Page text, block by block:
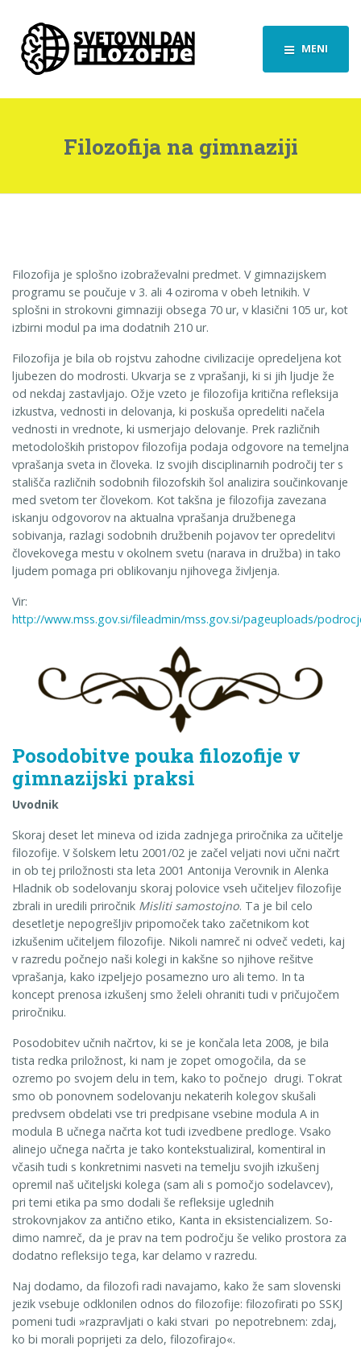
MENI
Filozofija na gimnaziji
Filozofija je splošno izobraževalni predmet. V gimnazijskem
programu se poučuje v 3. ali 4 oziroma v obeh letnikih. V
splošni in strokovni gimnaziji obsega 70 ur, v klasični 105 ur, kot
izbirni modul pa ima dodatnih 210 ur.
Filozofija je bila ob rojstvu zahodne civilizacije opredeljena kot
ljubezen do modrosti. Ukvarja se z vprašanji, ki si jih ljudje že
od nekdaj zastavljajo. Ožje vzeto je filozofija kritična refleksija
izkustva, vednosti in delovanja, ki poskuša opredeliti načela
vednosti in vrednote, ki usmerjajo delovanje. Prek različnih
metodoloških pristopov filozofija podaja odgovore na temeljna
vprašanja sveta in človeka. Iz svojih disciplinarnih področij ter s
stališča različnih sodobnih filozofskih šol analizira součinkovanje
med svetom ter človekom. Kot takšna je filozofija zavezana
iskanju odgovorov na aktualna vprašanja družbenega
sobivanja, razlagi sodobnih družbenih pojavov ter opredelitvi
človekovega mestu v okolnem svetu (narava in družba) in tako
ljudem pomaga pri oblikovanju njihovega življenja.
Vir:
http://www.mss.gov.si/fileadmin/mss.gov.si/pageuploads/
Posodobitve pouka filozofije v
gimnazijski praksi
Uvodnik
Skoraj deset let mineva od izida zadnjega priročnika za učitelje
filozofije. V šolskem letu 2001/02 je začel veljati novi učni načrt
in ob tej priložnosti sta leta 2001 Antonija Verovnik in Alenka
Hladnik ob sodelovanju skoraj polovice vseh učiteljev filozofije
zbrali in uredili priročnik Misliti samostojno. Ta je bil celo
desetletje nepogrešljiv pripomoček tako začetnikom kot
izkušenim učiteljem filozofije. Nikoli namreč ni odveč vedeti, kaj
v razredu počnejo naši kolegi in kakšne so njihove rešitve
vprašanja, kako izpeljejo posamezno uro ali temo. In ta
koncept prenosa izkušenj smo želeli ohraniti tudi v pričujočem
priročniku.
Posodobitev učnih načrtov, ki se je končala leta 2008, je bila
tista redka priložnost, ki nam je zopet omogočila, da se
ozremo po svojem delu in tem, kako to počnejo drugi. Tokrat
smo ob ponovnem sodelovanju nekaterih kolegov skušali
predvsem obdelati vse tri predpisane vsebine modula A in
modula B učnega načrta kot tudi izvedbene predloge. Vsako
alinejo učnega načrta je tako kontekstualiziral, komen­tiral in
včasih tudi s konkretnimi nasveti na temelju svojih izkušenj
opremil naš učiteljski kolega (sam ali s pomočjo sodelavcev),
pri temi etika pa smo dodali še refleksije uglednih
strokovnjakov za antično etiko, Kanta in eksistencializem. So­
dimo namreč, da je prav na tem področju še veliko prostora za
dodatno refleksijo tega, kar delamo v razredu.
Naj dodamo, da filozofi radi navajamo, kako že sam slovenski
jezik vsebuje odklo­nilen odnos do filozofije: filozofirati po SSKJ
pomeni tudi »razpravljati o kaki stvari po nepotrebnem: zdaj,
ko bi morali poprijeti za delo, filozofirajo«.